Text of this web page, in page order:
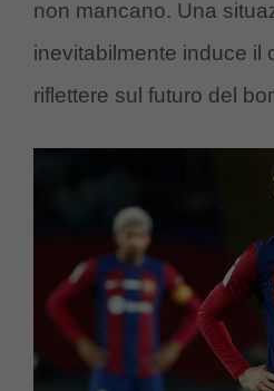
non mancano. Una
inevitabilmente induce il
riflettere sul futuro del